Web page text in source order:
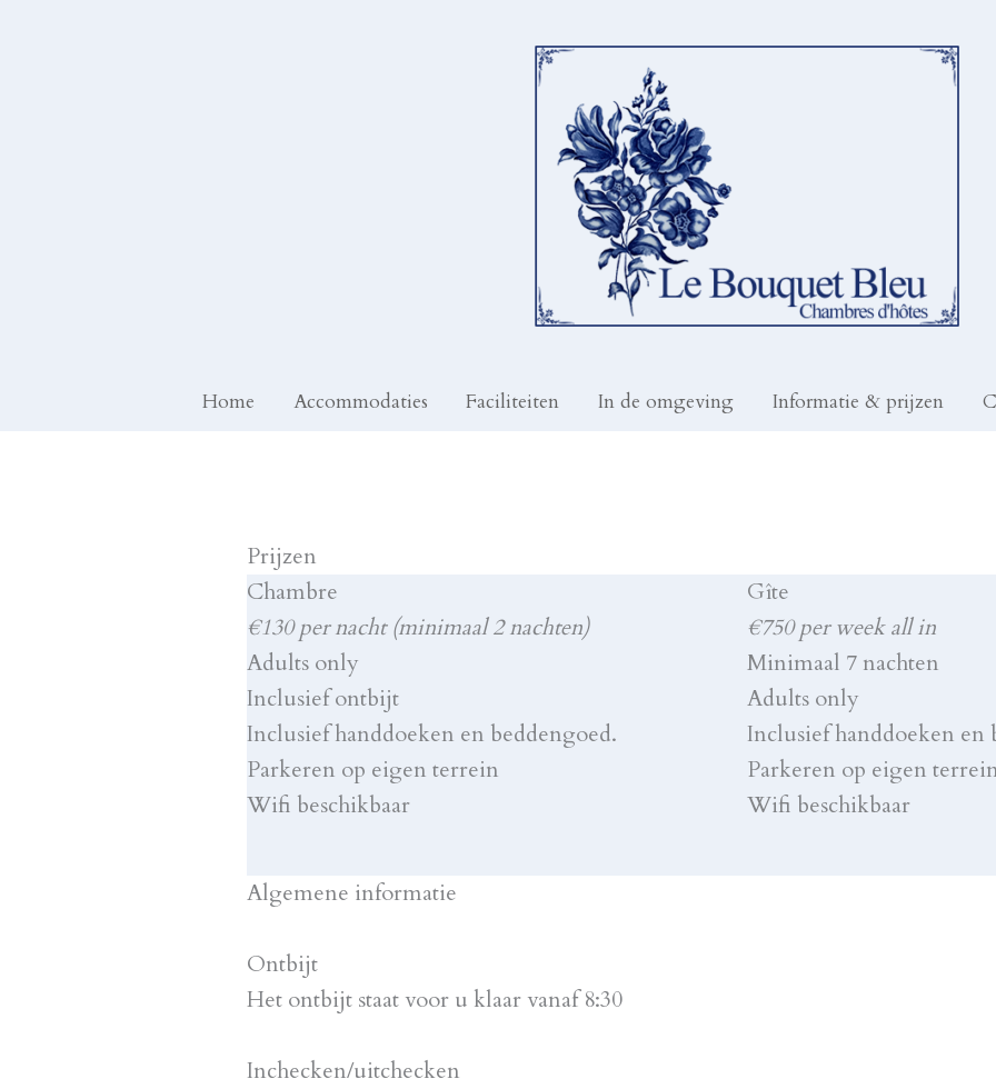
Home Accommodaties Faciliteiten In de omgeving Informatie & prijzen
Prijzen
Chambre
€130 per nacht (minimaal 2 nachten)
Adults only
Inclusief ontbijt
Inclusief handdoeken en beddengoed.
Parkeren op eigen terrein
Wifi beschikbaar
Gîte
€750 per week all in
Minimaal 7 nachten
Adults only
Inclusief handdoeken en
Parkeren op eigen
Wifi beschikbaar
Algemene informatie
Ontbijt
Het ontbijt staat voor u klaar vanaf 8:30
Inchecken/uitchecken